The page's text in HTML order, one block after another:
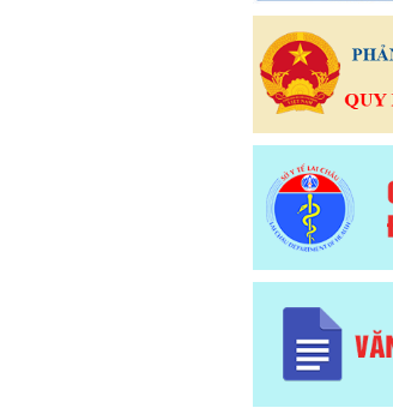
Trạm Y tế xã Khổng Lào
Trạm Y tế Phường Tân Phong
Trạm Y tế xã Sì Lở Lầu
Trạm Y tế xã Hồng Thu
Trạm Y tế xã Phong Thổ
Trạm Y tế xã Nậm Hàng
Trạm Y tế xã Bum Nưa